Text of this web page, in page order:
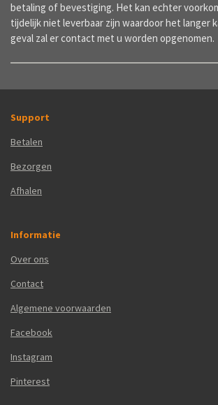
betaling of bevestiging. Het kan echter
tijdelijk niet leverbaar zijn waardoor het langer
geval zal er contact met u worden opgenomen.
Support
Betalen
Bezorgen
Afhalen
Informatie
Over ons
Contact
Algemene voorwaarden
Facebook
Instagram
Pinterest